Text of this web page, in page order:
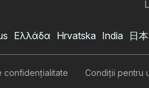
Catalog Annabella
Vreau să mă abonez la
Ελλάδα Hrvatska India 日本
confidenţialitate Condiţii pentru